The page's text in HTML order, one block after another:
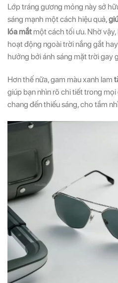
Lớp tráng gương mỏng này sở
sáng mạnh một cách hiệu quả,
lóa mắt một cách tối ưu. Nhờ
hoạt động ngoài trời nắng gắt
hưởng bởi ánh sáng mặt trời gay
Hơn thế nữa, gam màu xanh lam
giúp bạn nhìn rõ chi tiết trong
chang đến thiếu sáng, cho tầm